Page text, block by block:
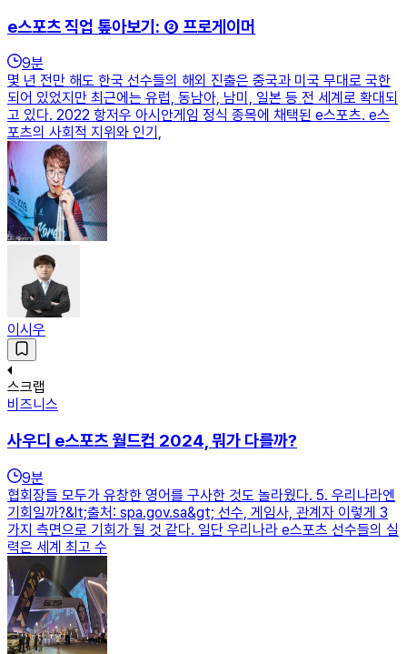
e스포츠 직업 톺아보기: ② 프로게이머
9분
몇 년 전만 해도 한국 선수들의 해외 진출은 중국과 미국 무대로 국한
되어 있었지만 최근에는 유럽, 동남아, 남미, 일본 등 전 세계로 확대되
고 있다. 2022 항저우 아시안게임 정식 종목에 채택된 e스포츠. e스
포츠의 사회적 지위와 인기,
이시우
스크랩
비즈니스
사우디 e스포츠 월드컵 2024, 뭐가 다를까?
9분
협회장들 모두가 유창한 영어를 구사한 것도 놀라웠다. 5. 우리나라엔
기회일까?&lt;출처: spa.gov.sa&gt; 선수, 게임사, 관계자 이렇게 3
가지 측면으로 기회가 될 것 같다. 일단 우리나라 e스포츠 선수들의 실
력은 세계 최고 수